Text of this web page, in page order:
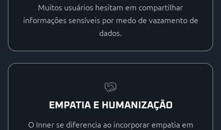
Muitos usuários hesitam em compartilhar
informações sensíveis por medo de vazamento de
dados.
EMPATIA E HUMANIZAÇÃO
O Inner se diferencia ao incorporar empatia em